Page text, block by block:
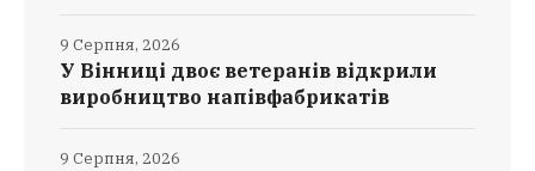
У Вінниці двоє ветеранів відкрили
виробництво напівфабрикатів
9 Серпня, 2026
9 Серпня, 2026